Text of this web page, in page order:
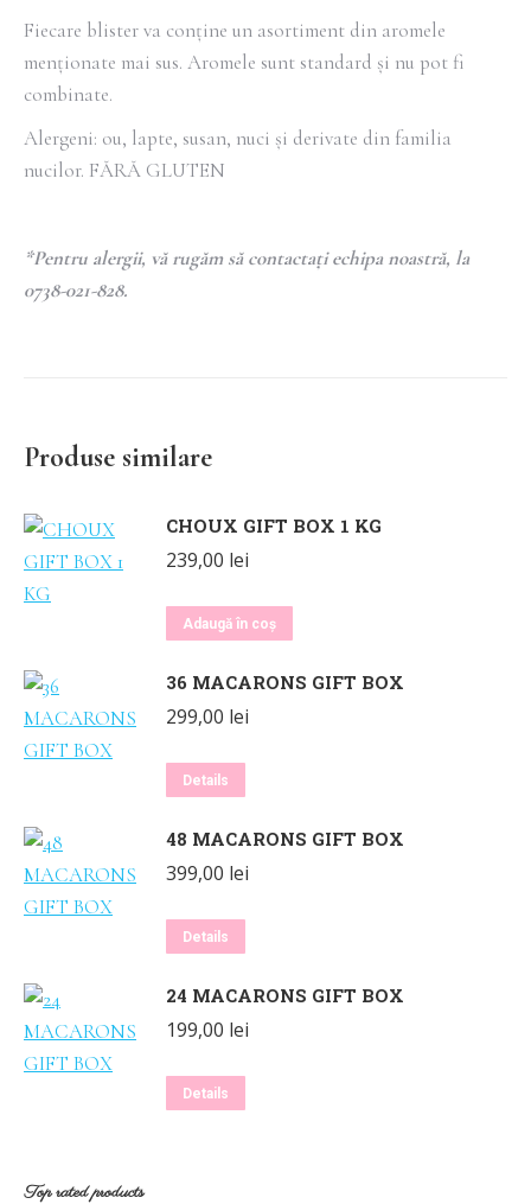
Fiecare blister va conține un asortiment din aromele
menționate mai sus. Aromele sunt standard și nu pot fi
combinate.
Alergeni: ou, lapte, susan, nuci și derivate din familia
nucilor. FĂRĂ GLUTEN
*Pentru alergii, vă rugăm să contactați echipa noastră, la
0738-021-828.
Produse similare
CHOUX GIFT BOX 1 KG
239,00 lei
Adaugă în coș
36 MACARONS GIFT BOX
299,00 lei
Details
48 MACARONS GIFT BOX
399,00 lei
Details
24 MACARONS GIFT BOX
199,00 lei
Details
Top rated products